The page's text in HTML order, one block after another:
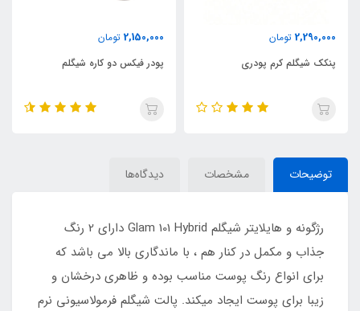
2,290,000 تومان
پنکک شیگلم کرم پودری
2,150,000 تومان
پودر فیکس دو کاره شیگلم
توضیحات مشخصات دیدگاه‌ها
رژگونه و هایلایتر شیگلم Glam 101 Hybrid دارای 2 رنگ
جذاب و مکمل در کنار هم ، با ماندگاری بالا می باشد که
برای انواع رنگ پوست مناسب بوده و ظاهری درخشان و
زیبا برای پوست ایجاد میکند. پالت شیگلم فرمولاسیونی نرم